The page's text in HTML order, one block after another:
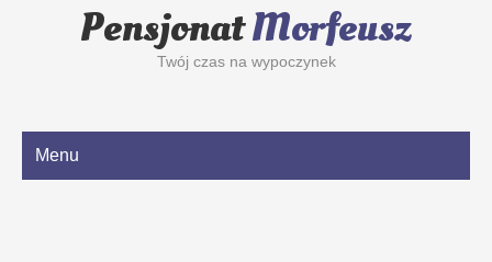
PensjonatMorfeusz
Twój czas na wypoczynek
Menu